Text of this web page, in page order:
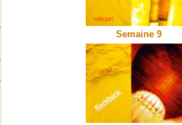
Semaine 9